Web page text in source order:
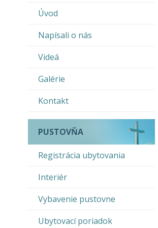
Úvod
Napísali o nás
Videá
Galérie
Kontakt
PUSTOVŇA
Registrácia ubytovania
Interiér
Vybavenie pustovne
Ubytovací poriadok